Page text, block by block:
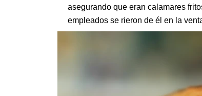
asegurando que eran calamares
empleados se rieron de él en la